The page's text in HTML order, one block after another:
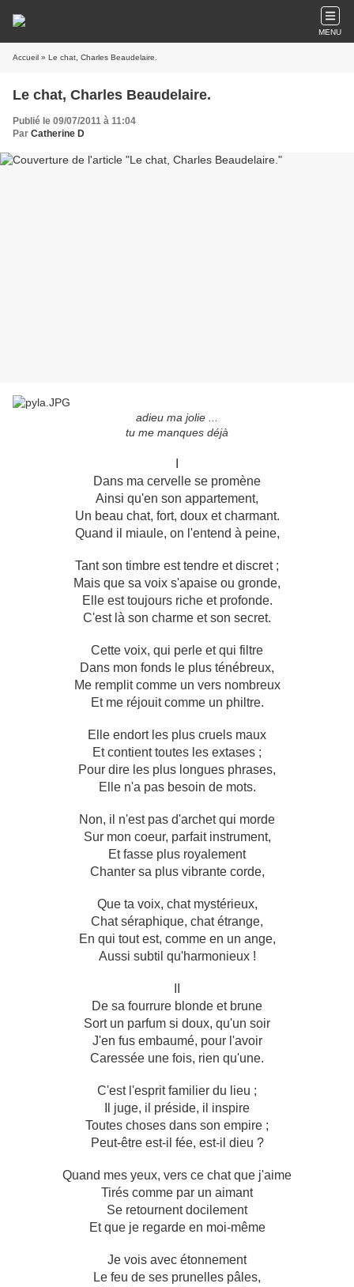
MENU
Accueil » Le chat, Charles Beaudelaire.
Le chat, Charles Beaudelaire.
Publié le 09/07/2011 à 11:04
Par Catherine D
adieu ma jolie ...
tu me manques déjà
Dans ma cervelle se promène
Ainsi qu'en son appartement,
Un beau chat, fort, doux et charmant.
Quand il miaule, on l'entend à peine,
Tant son timbre est tendre et discret ;
Mais que sa voix s'apaise ou gronde,
Elle est toujours riche et profonde.
C'est là son charme et son secret.
Cette voix, qui perle et qui filtre
Dans mon fonds le plus ténébreux,
Me remplit comme un vers nombreux
Et me réjouit comme un philtre.
Elle endort les plus cruels maux
Et contient toutes les extases ;
Pour dire les plus longues phrases,
Elle n'a pas besoin de mots.
Non, il n'est pas d'archet qui morde
Sur mon coeur, parfait instrument,
Et fasse plus royalement
Chanter sa plus vibrante corde,
Que ta voix, chat mystérieux,
Chat séraphique, chat étrange,
En qui tout est, comme en un ange,
Aussi subtil qu'harmonieux !
De sa fourrure blonde et brune
Sort un parfum si doux, qu'un soir
J'en fus embaumé, pour l'avoir
Caressée une fois, rien qu'une.
C'est l'esprit familier du lieu ;
Il juge, il préside, il inspire
Toutes choses dans son empire ;
Peut-être est-il fée, est-il dieu ?
Quand mes yeux, vers ce chat que j'aime
Tirés comme par un aimant
Se retournent docilement
Et que je regarde en moi-même
Je vois avec étonnement
Le feu de ses prunelles pâles,